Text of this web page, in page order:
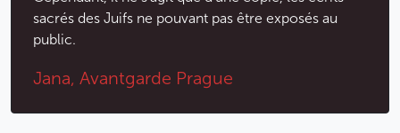
sacrés des Juifs ne pouvant pas être exposés au
public.
Jana, Avantgarde Prague